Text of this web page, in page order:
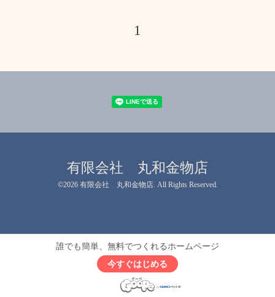
1
有限会社 丸和金物店
©2026 有限会社 丸和金物店. All Rights Reserved.
誰でも簡単、無料でつくれるホームページ
今すぐはじめる